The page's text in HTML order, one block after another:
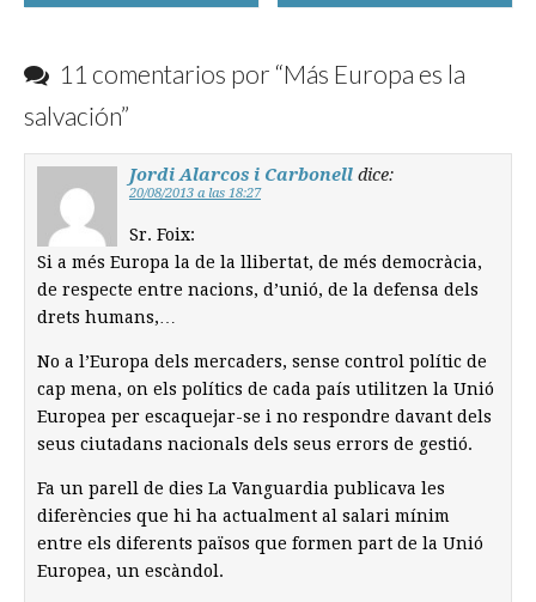
11 comentarios por “Más Europa es la
salvación”
Jordi Alarcos i Carbonell dice:
20/08/2013 a las 18:27
Sr. Foix:
Si a més Europa la de la llibertat, de més democràcia,
de respecte entre nacions, d’unió, de la defensa dels
drets humans,…
No a l’Europa dels mercaders, sense control polític de
cap mena, on els polítics de cada país utilitzen la Unió
Europea per escaquejar-se i no respondre davant dels
seus ciutadans nacionals dels seus errors de gestió.
Fa un parell de dies La Vanguardia publicava les
diferències que hi ha actualment al salari mínim
entre els diferents països que formen part de la Unió
Europea, un escàndol.